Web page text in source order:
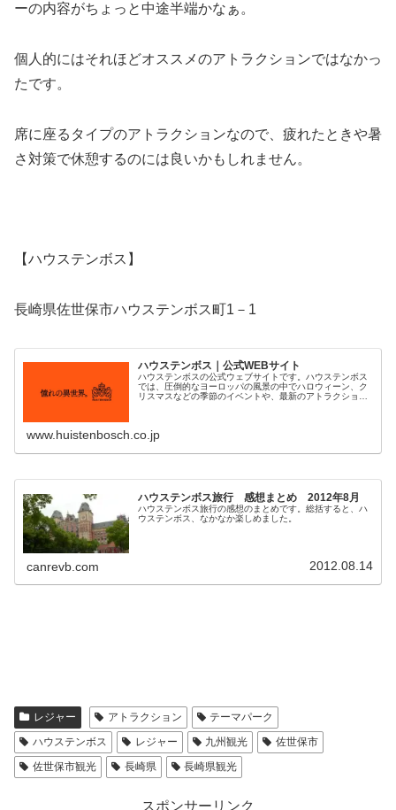
ーの内容がちょっと中途半端かなぁ。
個人的にはそれほどオススメのアトラクションではなかっ
たです。
席に座るタイプのアトラクションなので、疲れたときや暑
さ対策で休憩するのには良いかもしれません。
【ハウステンボス】
長崎県佐世保市ハウステンボス町1－1
ハウステンボス｜公式WEBサイト
ハウステンボスの公式ウェブサイトです。ハウステンボス
では、圧倒的なヨーロッパの風景の中でハロウィーン、ク
リスマスなどの季節のイベントや、最新のアトラクショ
www.huistenbosch.co.jp
ハウステンボス旅行 感想まとめ 2012年8月
ハウステンボス旅行の感想のまとめです。総括すると、ハ
ウステンボス、なかなか楽しめました。
canrevb.com 2012.08.14
レジャー アトラクション
テーマパーク
ハウステンボス
レジャー 九州観光
佐世保市
佐世保市観光
長崎県 長崎県観光
スポンサーリンク